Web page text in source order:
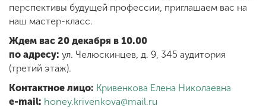
Другие виды
деятельности
Студенческая жизнь
перспективы будущей профессии, приглашаем вас на
наш мастер-класс.
Ждем вас 20 декабря в 10.00
по адресу: ул. Челюскинцев, д. 9, 345 аудитория
(третий этаж).
Контактное лицо: Кривенкова Елена Николаевна
e-mail: honey.krivenkova@mail.ru